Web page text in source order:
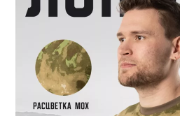
Вконтакте
YouTube
Pinterest
MAX
Армейские жилетки,